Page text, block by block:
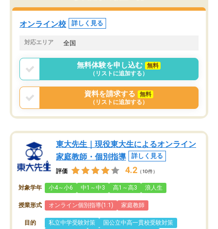
オンライン校 詳しく見る
対応エリア 全国
無料体験を申し込む
無料
（リストに追加する）
資料を請求する
無料
（リストに追加する）
東大先生｜現役東大生によるオンライン
家庭教師・個別指導
詳しく見る
評価 4.2 （10件）
対象学年 小4～小6 中1～中3 高1～高3 浪人生
授業形式 オンライン個別指導(1:1) 家庭教師
目的 私立中学受験対策
国公立中高一貫校受験対策